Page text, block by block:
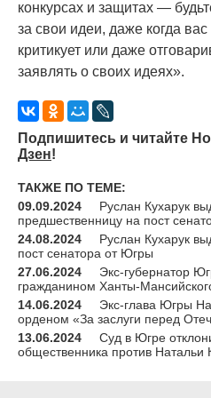
конкурсах и защитах —
за свои идеи, даже когда вас
критикует или даже
заявлять о своих идеях».
Подпишитесь и читайте
Дзен!
ТАКЖЕ ПО ТЕМЕ:
09.09.2024
Руслан Кухарук
предшественницу на пост
24.08.2024
Руслан Кухарук
пост сенатора от Югры
27.06.2024
Экс-губернатор
гражданином Ханты-
14.06.2024
Экс-глава Югры
орденом «За заслуги перед
13.06.2024
Суд в Югре
общественника против Натальи